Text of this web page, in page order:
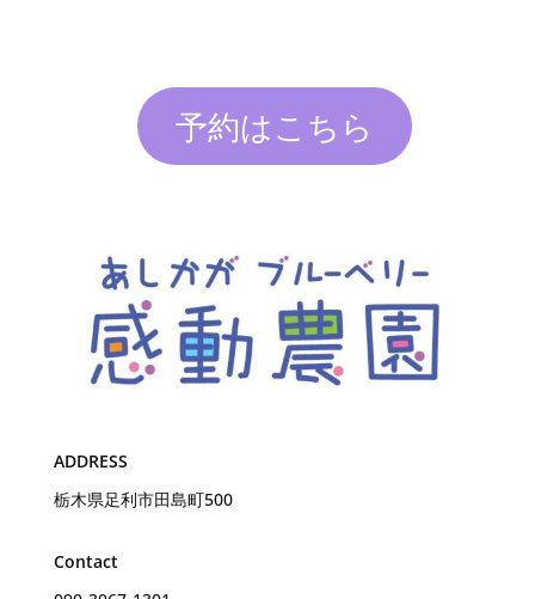
予約はこちら
ADDRESS
栃木県足利市田島町500
Contact